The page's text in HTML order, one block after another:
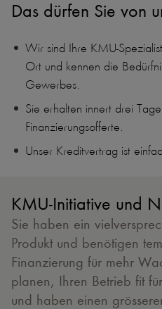
Das dürfen Sie von
Wir sind Ihre KMU-
Ort und kennen die
Gewerbes.
Sie erhalten innert drei
Finanzierungsofferte.
Unser Kreditvertrag ist
KMU-Initiative und
Sie haben ein
Produkt und benötigen
Finanzierung für mehr
planen, Ihren Betrieb fit
und haben einen